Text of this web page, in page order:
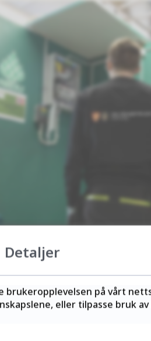
tilbud om
Detaljer
på vårt
eller tilpasse bruk